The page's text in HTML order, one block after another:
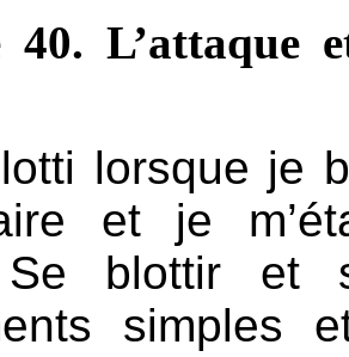
40. L’attaque
lorsque je
et je
blottir et
simples